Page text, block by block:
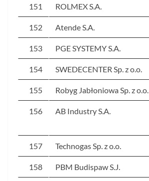
151 ROLMEX S.A.
152 Atende S.A.
153 PGE SYSTEMY S.A.
154 SWEDECENTER Sp. z o.o.
155 Robyg Jabłoniowa Sp. z o.o.
156 AB Industry S.A.
157 Technogas Sp. z o.o.
158 PBM Budispaw S.J.